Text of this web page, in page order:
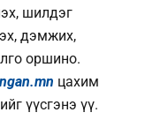
шилдэг
дэмжих,
оршино.
цахим
үүсгэнэ үү.